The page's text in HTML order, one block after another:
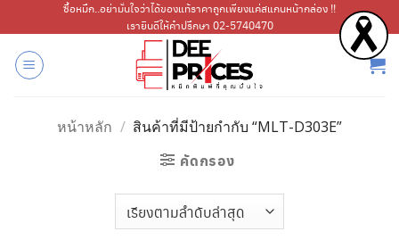
ไป
เนื้อหา
ซื้อหมึก..อย่ามั่นใจว่าได้ของแท้ราคาถูกเพียงแค่สแกนหน้ากล่อง !!
เรายินดีให้คำปรึกษา 02-5740470
หน้าหลัก / สินค้าที่มีป้ายกำกับ “MLT-D303E”
คัดกรอง